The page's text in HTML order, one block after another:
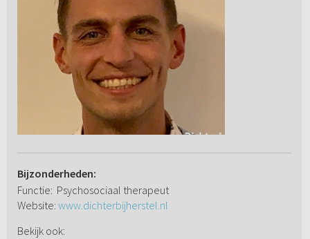
Bijzonderheden:
Functie: Psychosociaal therapeut
Website: www.dichterbijherstel.nl
Bekijk ook: